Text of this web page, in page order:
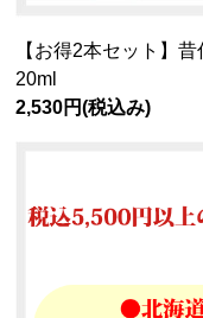
【お得2本セット】
20ml
2,530円(税込み)